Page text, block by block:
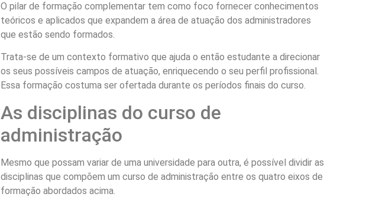
O pilar de formação complementar tem como foco fornecer conhecimentos
teóricos e aplicados que expandem a área de atuação dos administradores
que estão sendo formados.
Trata-se de um contexto formativo que ajuda o então estudante a direcionar
os seus possíveis campos de atuação, enriquecendo o seu perfil profissional.
Essa formação costuma ser ofertada durante os períodos finais do curso.
As disciplinas do curso de
administração
Mesmo que possam variar de uma universidade para outra, é possível dividir as
disciplinas que compõem um curso de administração entre os quatro eixos de
formação abordados acima.